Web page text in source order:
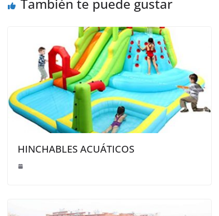
También te puede gustar
HINCHABLES ACUÁTICOS